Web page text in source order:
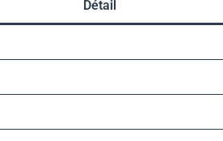
Détail